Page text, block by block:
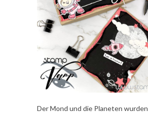
Der Mond und die Planeten wurden